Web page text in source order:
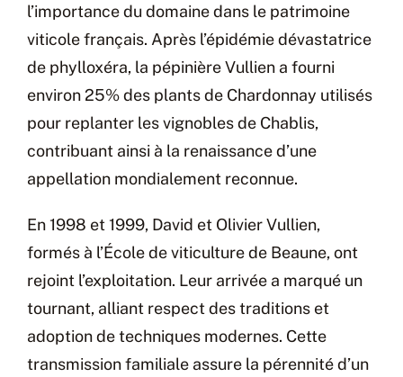
l’importance du domaine dans le patrimoine
viticole français. Après l’épidémie dévastatrice
de phylloxéra, la pépinière Vullien a fourni
environ 25% des plants de Chardonnay utilisés
pour replanter les vignobles de Chablis,
contribuant ainsi à la renaissance d’une
appellation mondialement reconnue.
En 1998 et 1999, David et Olivier Vullien,
formés à l’École de viticulture de Beaune, ont
rejoint l’exploitation. Leur arrivée a marqué un
tournant, alliant respect des traditions et
adoption de techniques modernes. Cette
transmission familiale assure la pérennité d’un